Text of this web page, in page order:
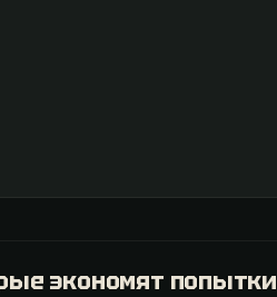
экономят попытки